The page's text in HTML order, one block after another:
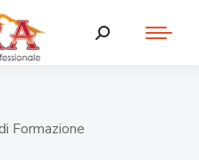
Formazione